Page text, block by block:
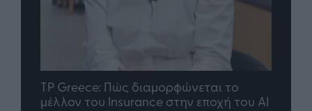
TP Greece: Πώς διαμορφώνεται το
μέλλον του Insurance στην εποχή του AI